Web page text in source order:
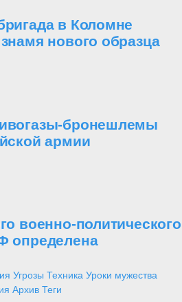
в Коломне
нового образца
бронешлемы
армии
военно-политического
определена
Угрозы Техника Уроки мужества
Архив Теги